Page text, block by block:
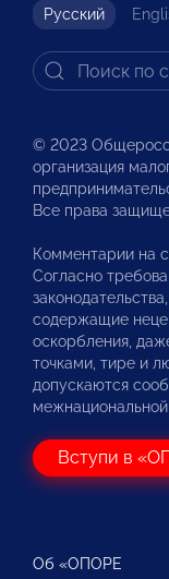
Русский
© 2023
организация
Все права
Комментарии на
Согласно
содержащие
оскорбления,
точками, тире и
допускаются
Вступи в
Об «ОПОРЕ